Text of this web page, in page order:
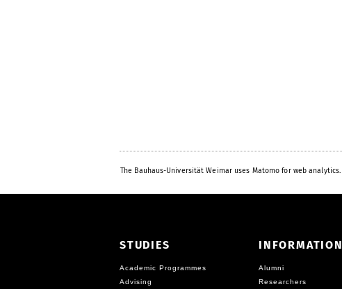
The Bauhaus-Universität Weimar uses Matomo for web analytics.
STUDIES
Academic Programmes
Advising
INFORMATION
Alumni
Researchers